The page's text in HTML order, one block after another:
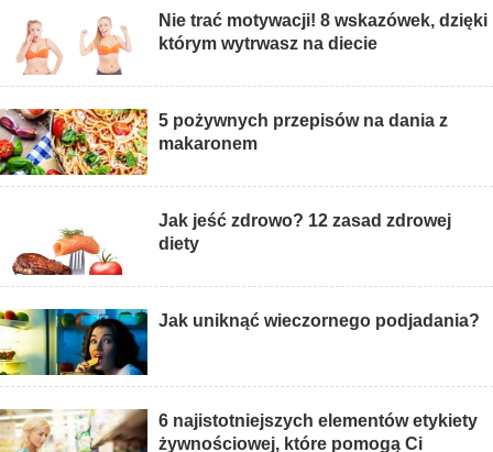
Nie trać motywacji! 8 wskazówek, dzięki
którym wytrwasz na diecie
5 pożywnych przepisów na dania z
makaronem
Jak jeść zdrowo? 12 zasad zdrowej
diety
Jak uniknąć wieczornego podjadania?
6 najistotniejszych elementów etykiety
żywnościowej, które pomogą Ci